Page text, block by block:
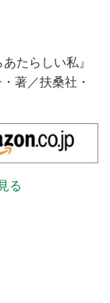
あたらしい私』
・著／扶桑社・
る